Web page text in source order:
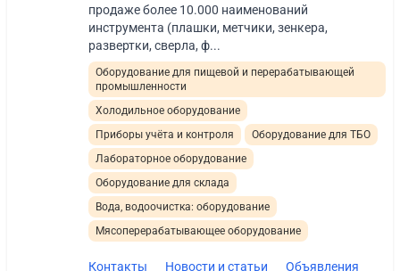
продаже более 10.000 наименований
инструмента (плашки, метчики, зенкера,
развертки, сверла, ф...
Оборудование для пищевой и перерабатывающей
промышленности
Холодильное оборудование
Приборы учёта и контроля
Оборудование для ТБО
Лабораторное оборудование
Оборудование для склада
Вода, водоочистка: оборудование
Мясоперерабатывающее оборудование
Контакты Новости и статьи
Объявления